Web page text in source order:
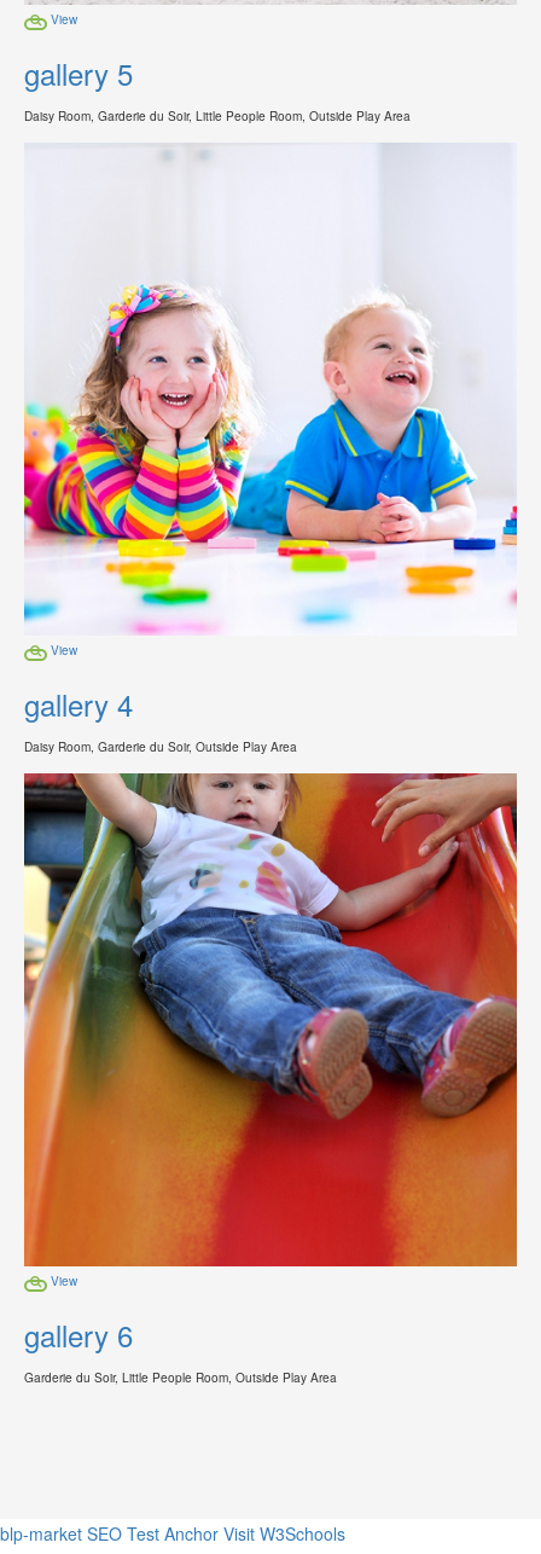
View
gallery 5
Daisy Room, Garderie du Soir, Little People Room, Outside Play Area
View
gallery 4
Daisy Room, Garderie du Soir, Outside Play Area
View
gallery 6
Garderie du Soir, Little People Room, Outside Play Area
blp-market SEO Test Anchor Visit W3Schools